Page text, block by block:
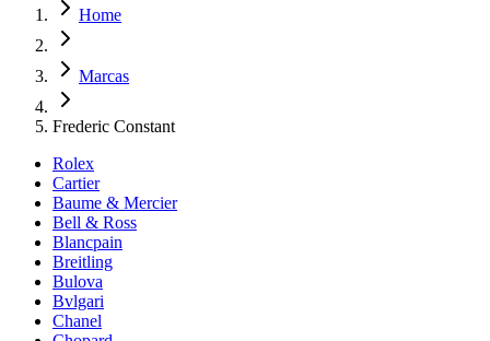
Home
Marcas
Frederic Constant
Rolex
Cartier
Baume & Mercier
Bell & Ross
Blancpain
Breitling
Bulova
Bvlgari
Chanel